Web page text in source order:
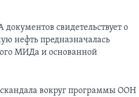
свидетельствует о
нефть предназначалась
МИДа и основанной
вокруг программы ООН